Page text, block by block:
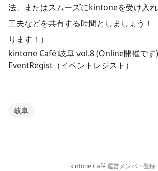
法、またはスムーズにkintoneを受け入
工夫などを共有する時間としましょう！
ります！）
kintone Café 岐阜 vol.8 (Online開催です)
EventRegist（イベントレジスト）
岐阜
kintone Café 運営メンバー登録